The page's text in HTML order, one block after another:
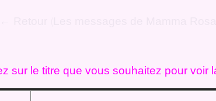
sur le titre que vous souhaitez pour voir